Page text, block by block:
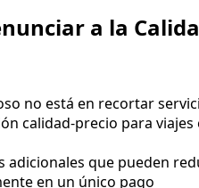
a la
no está en recortar
calidad-precio para
adicionales que pueden
en un único pago